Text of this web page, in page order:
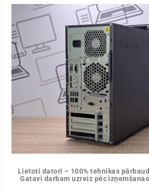
Lietoti datori – 100% tehnikas
Gatavi darbam uzreiz pēc